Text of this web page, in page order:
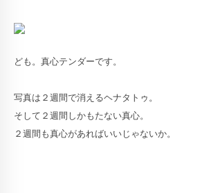
ども。真心テンダーです。
写真は２週間で消えるヘナタトゥ。
そして２週間しかもたない真心。
２週間も真心があればいいじゃないか。